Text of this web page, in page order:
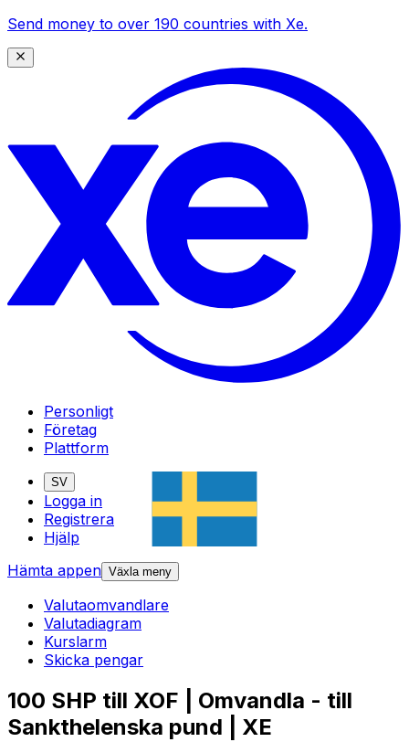
Send money to over 190 countries with Xe.
Personligt
Företag
Plattform
SV
Logga in
Registrera
Hjälp
Hämta appen Växla meny
Valutaomvandlare
Valutadiagram
Kurslarm
Skicka pengar
100 SHP till XOF | Omvandla - till
Sankthelenska pund | XE